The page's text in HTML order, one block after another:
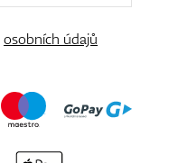
osobních údajů